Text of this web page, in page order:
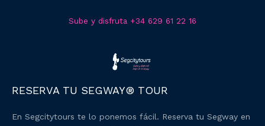
Sube y disfruta +34 629 61 22 16
RESERVA TU SEGWAY® TOUR
En Segcitytours te lo ponemos fácil. Reserva tu Segway en